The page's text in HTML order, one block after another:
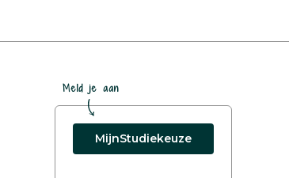
Meld je aan
MijnStudiekeuze